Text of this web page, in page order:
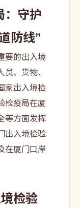
：守护
防线”
要的出入境
、货物、
家出入境检
检疫局在厦
等方面发挥
出入境检验
在厦门口岸
检验